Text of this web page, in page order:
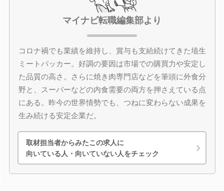
マイナビ転職編集部より
コロナ禍でも業績を維持し、賞与も支給続けてきた埴生
ミートパッカー。好調の要因は市場での購買力や安定し
た品質の高さ。さらに焼き肉専門店などを筆頭に外食分
野と、スーパーなどの内食需要の両方を押さえている点
にある。昨今の世界情勢でも、つねに変わらない成果を
生み続ける安定企業だ。
取材担当者からみたこの求人に
向いている人・向いていない人をチェック